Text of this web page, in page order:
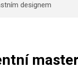
designem